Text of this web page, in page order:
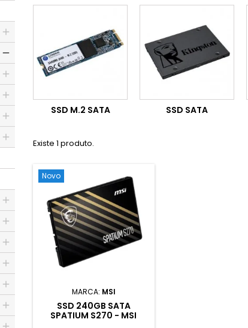
SSD M.2 SATA SSD SATA
Existe 1 produto.
Novo
MARCA: MSI
SSD 240GB SATA
SPATIUM S270 - MSI